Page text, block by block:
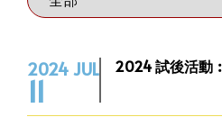
2024 JUL
11
2024 試後活動